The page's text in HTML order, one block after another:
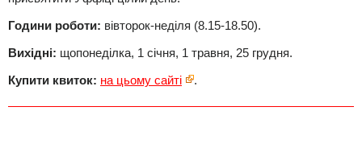
Години роботи: вівторок-неділя (8.15-18.50).
Вихідні: щопонеділка, 1 січня, 1 травня, 25 грудня.
Купити квиток: на цьому сайті .